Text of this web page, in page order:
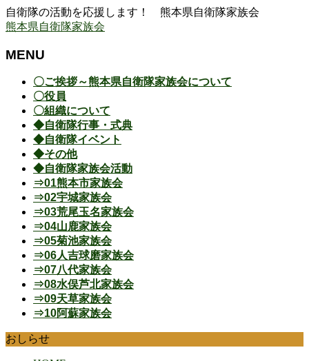
自衛隊の活動を応援します！ 熊本県自衛隊家族会
熊本県自衛隊家族会
MENU
〇ご挨拶～熊本県自衛隊家族会について
〇役員
〇組織について
◆自衛隊行事・式典
◆自衛隊イベント
◆その他
◆自衛隊家族会活動
⇒01熊本市家族会
⇒02宇城家族会
⇒03荒尾玉名家族会
⇒04山鹿家族会
⇒05菊池家族会
⇒06人吉球磨家族会
⇒07八代家族会
⇒08水俣芦北家族会
⇒09天草家族会
⇒10阿蘇家族会
おしらせ